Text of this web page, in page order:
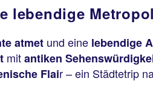
lebendige
atmet und eine lebendige
mitantiken
Flair – ein Städtetrip